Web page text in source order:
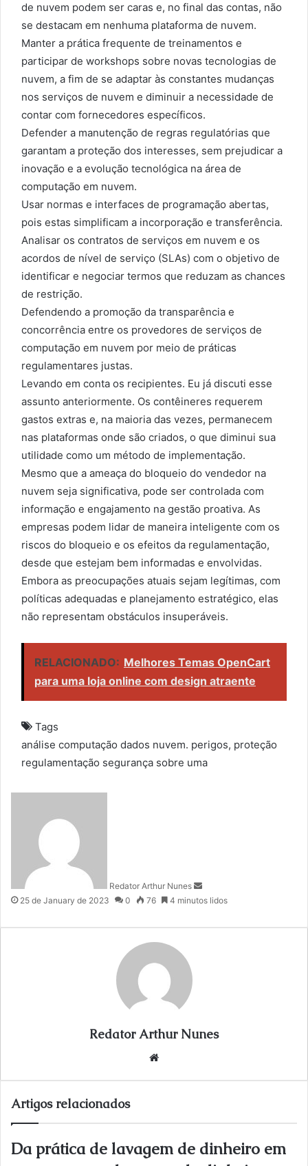
de nuvem podem ser caras e, no final das contas, não
se destacam em nenhuma plataforma de nuvem.
Manter a prática frequente de treinamentos e
participar de workshops sobre novas tecnologias de
nuvem, a fim de se adaptar às constantes mudanças
nos serviços de nuvem e diminuir a necessidade de
contar com fornecedores específicos.
Defender a manutenção de regras regulatórias que
garantam a proteção dos interesses, sem prejudicar a
inovação e a evolução tecnológica na área de
computação em nuvem.
Usar normas e interfaces de programação abertas,
pois estas simplificam a incorporação e transferência.
Analisar os contratos de serviços em nuvem e os
acordos de nível de serviço (SLAs) com o objetivo de
identificar e negociar termos que reduzam as chances
de restrição.
Defendendo a promoção da transparência e
concorrência entre os provedores de serviços de
computação em nuvem por meio de práticas
regulamentares justas.
Levando em conta os recipientes. Eu já discuti esse
assunto anteriormente. Os contêineres requerem
gastos extras e, na maioria das vezes, permanecem
nas plataformas onde são criados, o que diminui sua
utilidade como um método de implementação.
Mesmo que a ameaça do bloqueio do vendedor na
nuvem seja significativa, pode ser controlada com
informação e engajamento na gestão proativa. As
empresas podem lidar de maneira inteligente com os
riscos do bloqueio e os efeitos da regulamentação,
desde que estejam bem informadas e envolvidas.
Embora as preocupações atuais sejam legítimas, com
políticas adequadas e planejamento estratégico, elas
não representam obstáculos insuperáveis.
RELACIONADO: Melhores Temas OpenCart
para uma loja online com design atraente
Tags
análise computação dados nuvem. perigos, proteção
regulamentação segurança sobre uma
Redator Arthur Nunes
m
i
25 de January de 2023 0 76 4 minutos lidos
Redator Arthur Nunes
Artigos relacionados
Da prática de lavagem de dinheiro em